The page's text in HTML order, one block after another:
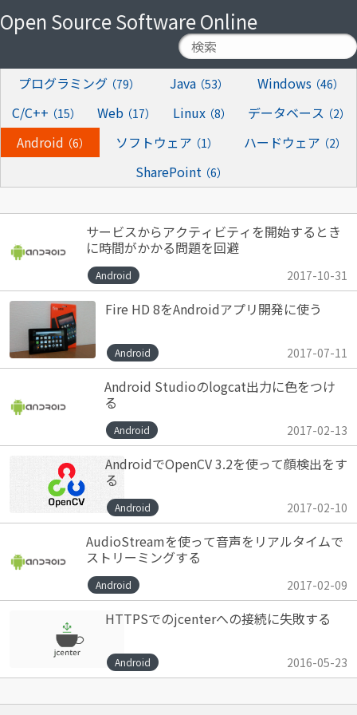
Open Source Software Online
プログラミング （79） Java （53） Windows （46）
C/C++ （15） Web （17） Linux （8） データベース （2）
Android （6） ソフトウェア （1） ハードウェア （2）
SharePoint （6）
サービスからアクティビティを開始するとき
に時間がかかる問題を回避
Android 2017-10-31
Fire HD 8をAndroidアプリ開発に使う
Android 2017-07-11
Android Studioのlogcat出力に色をつけ
る
Android 2017-02-13
AndroidでOpenCV 3.2を使って顔検出をす
る
Android 2017-02-10
AudioStreamを使って音声をリアルタイムで
ストリーミングする
Android 2017-02-09
HTTPSでのjcenterへの接続に失敗する
Android 2016-05-23